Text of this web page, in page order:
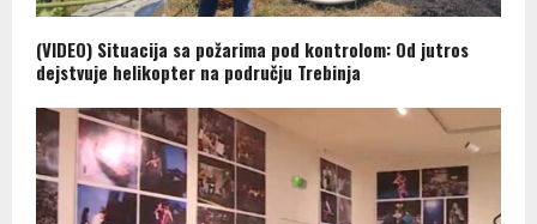
(VIDEO) Situacija sa požarima pod kontrolom: Od jutros
dejstvuje helikopter na području Trebinja